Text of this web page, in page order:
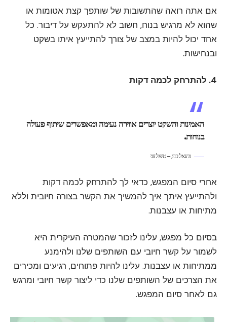
אם אתה רואה שהתשובות של שותפך קצת אטומות או
שהוא לא מרגיש בנוח, חשוב לא להתעקש על דיבור. כל
אחד יכול להיות במצב של צורך להתייעץ איתו בשקט
ובנחישות.
4. להתרחק לכמה דקות
האמינות והשקט יוצרים אווירה נעימה ומאפשרים שיתוף פעולה
בנוחות.
נתנאל כהן – טיפול זוגי
אחרי סיום המפגש, כדאי לך להתרחק לכמה דקות
ולהתייעץ איתך איך להמשיך את הקשר בצורה חיובית וללא
מתיחות או עצבנות.
בסיום כל מפגש, עלינו לזכור שהמטרה העיקרית היא
לשמור על קשר חיובי עם השותפים שלנו ולהימנע
ממתיחות או עצבנות. עלינו להיות פתוחים, רגיעים ומכירים
את הצרכים של השותפים שלנו כדי ליצור קשר חיובי ומרגש
גם לאחר סיום המפגש.